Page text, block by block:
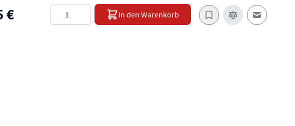
€ Menge In den Warenkorb
E-Mail an